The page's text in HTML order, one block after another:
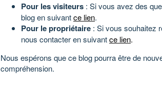
Pour les visiteurs : Si vous avez des
blog en suivantce lien.
Pour le propriétaire : Si vous souhaitez
nous contacter en suivantce lien.
Nous espérons que ce blog pourra être de
compréhension.